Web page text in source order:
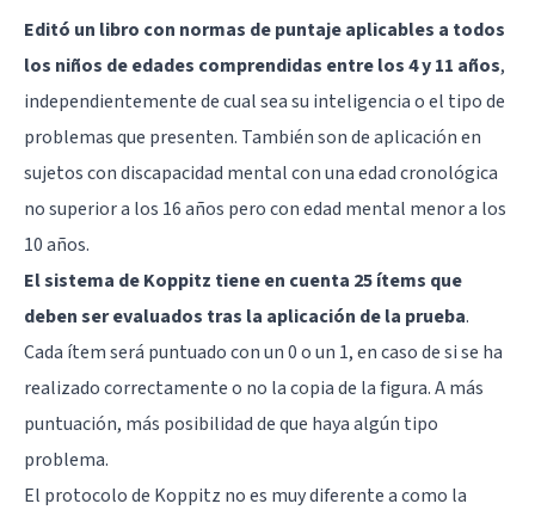
Editó un libro con normas de puntaje aplicables a todos
los niños de edades comprendidas entre los 4 y 11 años,
independientemente de cual sea su inteligencia o el tipo de
problemas que presenten. También son de aplicación en
sujetos con discapacidad mental con una edad cronológica
no superior a los 16 años pero con edad mental menor a los
10 años.
El sistema de Koppitz tiene en cuenta 25 ítems que
deben ser evaluados tras la aplicación de la prueba.
Cada ítem será puntuado con un 0 o un 1, en caso de si se ha
realizado correctamente o no la copia de la figura. A más
puntuación, más posibilidad de que haya algún tipo
problema.
El protocolo de Koppitz no es muy diferente a como la